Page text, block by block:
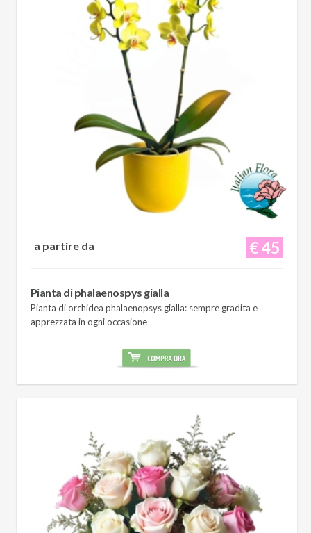
€ 45
a partire da
Pianta di phalaenospys gialla
Pianta di orchidea phalaenopsys gialla: sempre gradita e
apprezzata in ogni occasione